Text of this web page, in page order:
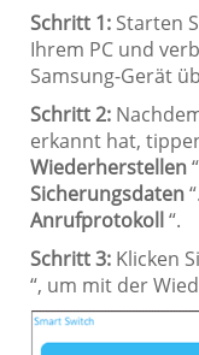
Schritt 1: Starten
Ihrem PC und
Samsung-Gerät
Schritt 2:
erkannt hat,
Wiederherstellen
Sicherungsdaten
Anrufprotokoll“.
Schritt 3: Klicken
“, um mit der